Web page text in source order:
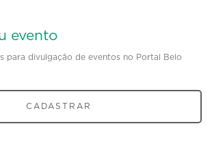
evento
para divulgação de eventos no Portal Belo
CADASTRAR